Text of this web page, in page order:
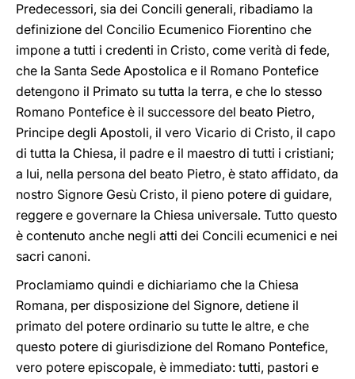
Predecessori, sia dei Concili generali, ribadiamo la
definizione del Concilio Ecumenico Fiorentino che
impone a tutti i credenti in Cristo, come verità di fede,
che la Santa Sede Apostolica e il Romano Pontefice
detengono il Primato su tutta la terra, e che lo stesso
Romano Pontefice è il successore del beato Pietro,
Principe degli Apostoli, il vero Vicario di Cristo, il capo
di tutta la Chiesa, il padre e il maestro di tutti i cristiani;
a lui, nella persona del beato Pietro, è stato affidato, da
nostro Signore Gesù Cristo, il pieno potere di guidare,
reggere e governare la Chiesa universale. Tutto questo
è contenuto anche negli atti dei Concili ecumenici e nei
sacri canoni.
Proclamiamo quindi e dichiariamo che la Chiesa
Romana, per disposizione del Signore, detiene il
primato del potere ordinario su tutte le altre, e che
questo potere di giurisdizione del Romano Pontefice,
vero potere episcopale, è immediato: tutti, pastori e